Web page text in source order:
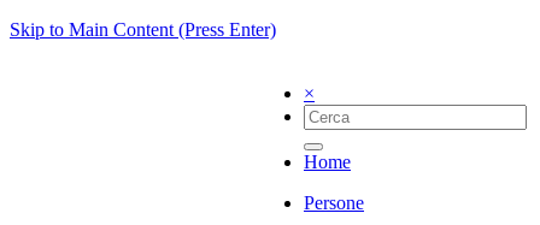
Skip to Main Content (Press Enter)
×
Home
Persone